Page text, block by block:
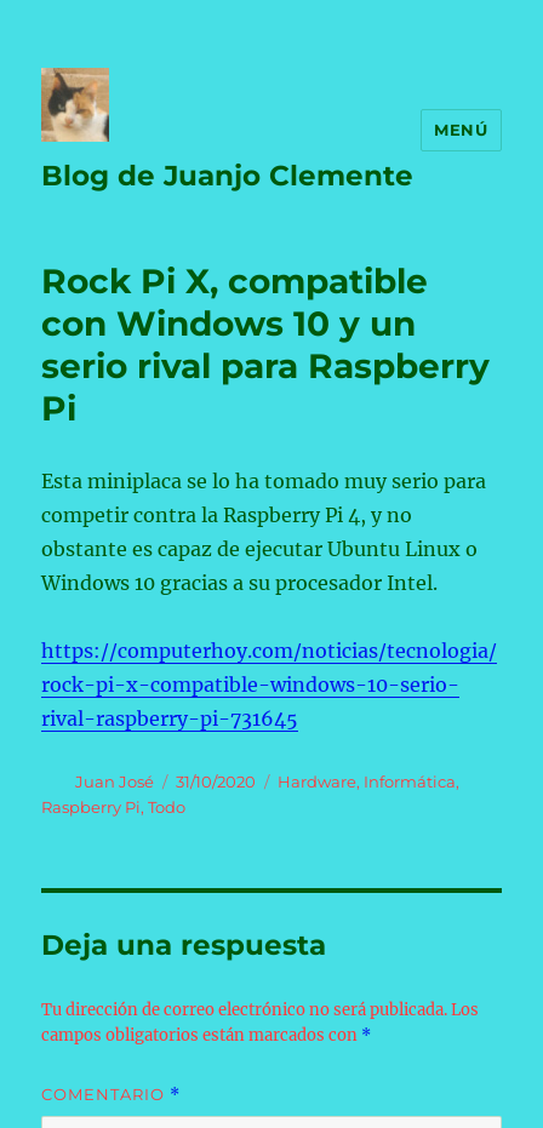
Blog de Juanjo Clemente
MENÚ
Rock Pi X, compatible
con Windows 10 y un
serio rival para Raspberry
Pi
Esta miniplaca se lo ha tomado muy serio para
competir contra la Raspberry Pi 4, y no
obstante es capaz de ejecutar Ubuntu Linux o
Windows 10 gracias a su procesador Intel.
https://computerhoy.com/noticias/tecnologia/
rock-pi-x-compatible-windows-10-serio-
rival-raspberry-pi-731645
Autor
Juan José
Publicado
el
31/10/2020 Categorías
Hardware, Informática,
Raspberry Pi,Todo
Deja una respuesta
Tu dirección de correo electrónico no será publicada. Los
campos obligatorios están marcados con *
COMENTARIO *